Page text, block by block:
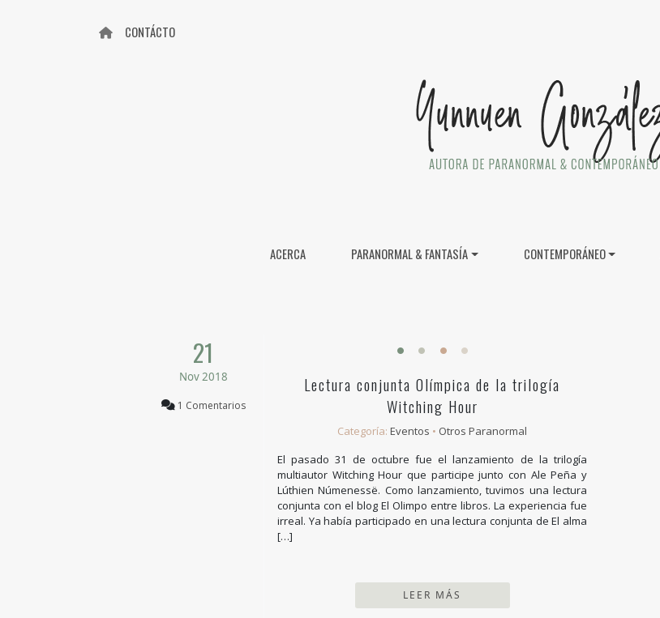
CONTÁCTO
ACERCA PARANORMAL & FANTASÍA CONTEMPORÁNEO
21
Nov 2018
1 Comentarios
Lectura conjunta Olímpica de la trilogía
Witching Hour
Categoría: Eventos • Otros Paranormal
El pasado 31 de octubre fue el lanzamiento de la trilogía
multiautor Witching Hour que participe junto con Ale Peña y
Lúthien Númenessë. Como lanzamiento, tuvimos una lectura
conjunta con el blog El Olimpo entre libros. La experiencia fue
irreal. Ya había participado en una lectura conjunta de El alma
[…]
LEER MÁS